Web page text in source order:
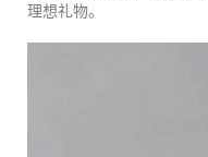
理想礼物。